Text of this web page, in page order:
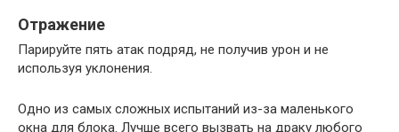
Отражение
Парируйте пять атак подряд, не получив урон и не
используя уклонения.
Одно из самых сложных испытаний из-за маленького
окна для блока. Лучше всего вызвать на драку любого